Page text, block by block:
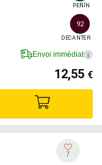
PEÑÍN
92
DECANTER
Envoi immédiat i
12,55 €
7